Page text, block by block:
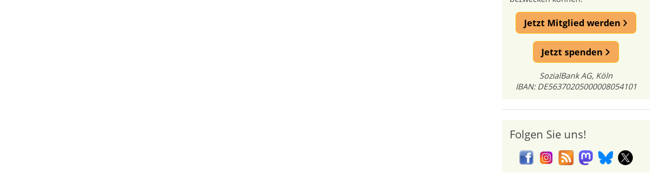
Jetzt Mitglied werden
Jetzt spenden
SozialBank AG, Köln
IBAN: DE56370205000008054101
Folgen Sie uns!